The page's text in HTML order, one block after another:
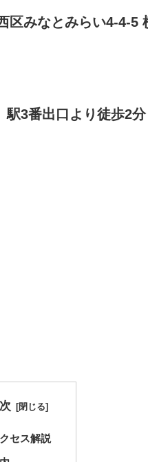
みなとみらい4-4-5
3番出口より徒歩2分
セス解説